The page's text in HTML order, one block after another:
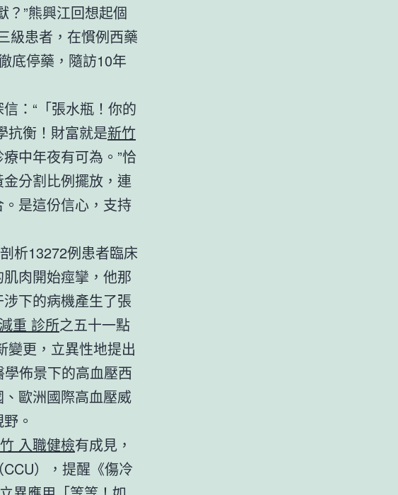
？”熊興江回想起個
級患者，在慣例西藥
底停藥，隨訪10年
：“「張水瓶！你的
抗衡！財富就是新竹
中年夜有可為。”恰
分割比例擺放，連
是這份信心，支持
析13272例患者臨床
肉開始痙攣，他那
下的病機產生了張
重 診所之五十一點
變更，立異性地提出
佈景下的高血壓西
歐洲國際高血壓威
。
入職健檢有成見，
），提醒《傷冷